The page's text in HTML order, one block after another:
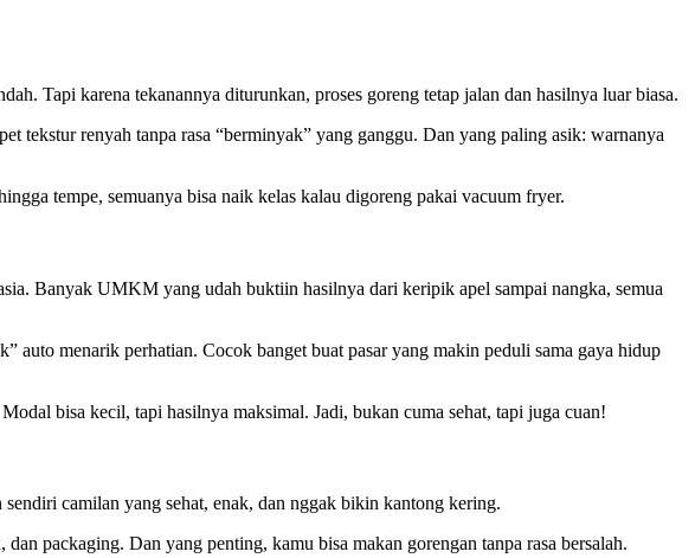
Tapi karena tekanannya diturunkan, proses goreng tetap jalan dan hasilnya luar biasa.
tekstur renyah tanpa rasa “berminyak” yang ganggu. Dan yang paling asik: warnanya
tempe, semuanya bisa naik kelas kalau digoreng pakai vacuum fryer.
Banyak UMKM yang udah buktiin hasilnya dari keripik apel sampai nangka, semua
menarik perhatian. Cocok banget buat pasar yang makin peduli sama gaya hidup
bisa kecil, tapi hasilnya maksimal. Jadi, bukan cuma sehat, tapi juga cuan!
camilan yang sehat, enak, dan nggak bikin kantong kering.
packaging. Dan yang penting, kamu bisa makan gorengan tanpa rasa bersalah.